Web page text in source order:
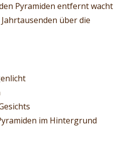
Pyramiden entfernt wacht
über die
im Hintergrund